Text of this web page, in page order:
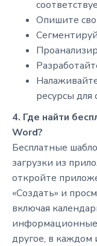
Опишите
ресурсы для
4. Где найти
Word?
Бесплатные
загрузки из
откройте
«Создать» и
включая
другое, в каждом